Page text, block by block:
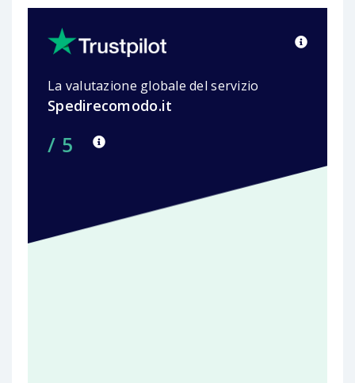
La valutazione globale del servizio
Spedirecomodo.it
/ 5